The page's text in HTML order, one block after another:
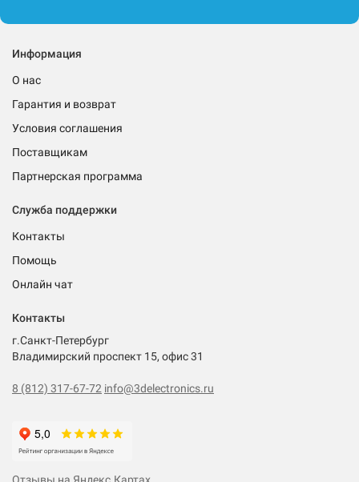
Информация
О нас
Гарантия и возврат
Условия соглашения
Поставщикам
Партнерская программа
Служба поддержки
Контакты
Помощь
Онлайн чат
Контакты
г.Санкт-Петербург
Владимирский проспект 15, офис 31
8 (812) 317-67-72 info@3delectronics.ru